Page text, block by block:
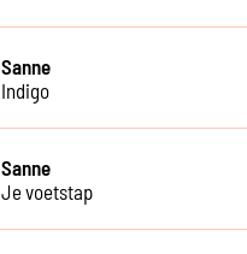
Sanne
Indigo
Sanne
Je voetstap